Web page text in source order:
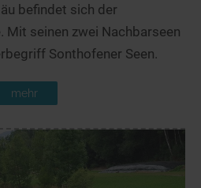
befindet sich der
Mit seinen zwei Nachbarseen
Sonthofener Seen.
mehr